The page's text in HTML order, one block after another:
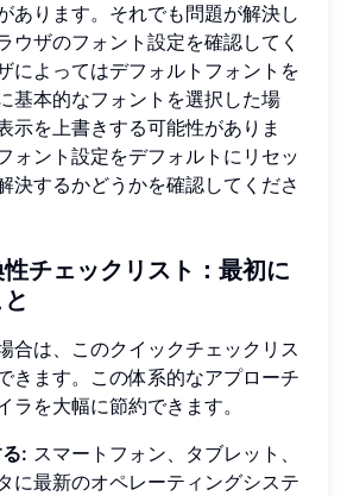
あります。それでも問題が解決し
ウザのフォント設定を確認してく
によってはデフォルトフォントを
基本的なフォントを選択した場
示を上書きする可能性がありま
ォント設定をデフォルトにリセッ
決するかどうかを確認してくださ
チェックリスト：最初に
合は、このクイックチェックリス
きます。この体系的なアプローチ
ラを大幅に節約できます。
: スマートフォン、タブレット、
に最新のオペレーティングシステ